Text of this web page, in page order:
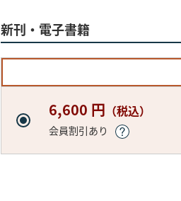
新刊・電子書籍
6,600 円 （税込）
会員割引あり